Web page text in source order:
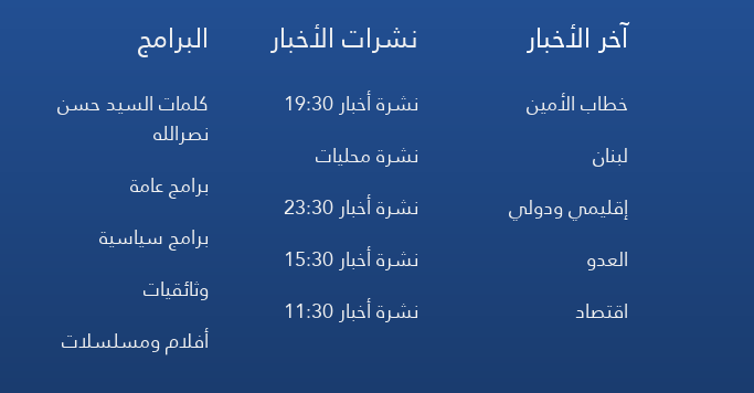
آخر الأخبار
خطاب الأمين
لبنان
إقليمي ودولي
العدو
اقتصاد
نشرات الأخبار
نشرة أخبار 19:30
نشرة محليات
نشرة أخبار 23:30
نشرة أخبار 15:30
نشرة أخبار 11:30
البرامج
كلمات السيد حسن
نصرالله
برامج عامة
برامج سياسية
وثائقيات
أفلام ومسلسلات